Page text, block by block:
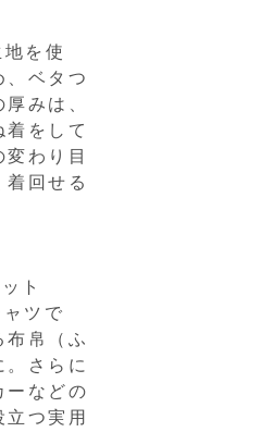
を使
、ベタつ
みは、
をして
わり目
回せる
ト
ツで
布帛（ふ
さらに
ーなどの
つ実用